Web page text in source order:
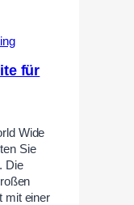
für
Wide
Sie
Die
mit einer